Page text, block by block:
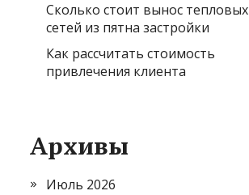
Сколько стоит вынос тепловых
сетей из пятна застройки
Как рассчитать стоимость
привлечения клиента
Архивы
Июль 2026